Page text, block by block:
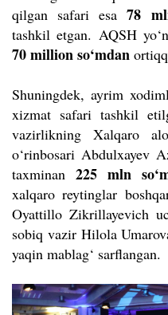
qilgan safari esa78
tashkil etgan. AQSH
70 million so‘mdan
Shuningdek, ayrim
xizmat safari tashkil
vazirlikning Xalqaro
o‘rinbosari Abdulxayev
taxminan 225 mln
xalqaro reytinglar
Oyattillo Zikrillayevich
sobiq vazir Hilola
yaqin mablag‘ sarflangan.